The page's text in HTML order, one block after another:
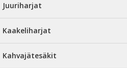
Juuriharjat
Kaakeliharjat
Kahvajätesäkit